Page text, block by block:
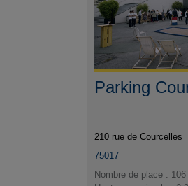
Parking
210 rue de Courcelles
75017
Nombre de place : 106